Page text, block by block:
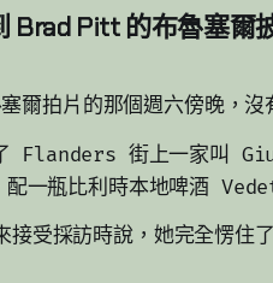
Brad Pitt 的布魯塞爾
爾拍片的那個週六傍晚，
了 Flanders 街上一家叫
一瓶比利時本地啤酒
受採訪時說，她完全愣住